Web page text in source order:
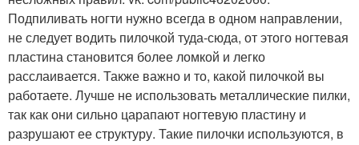
Подпиливать ногти нужно всегда в одном направлении,
не следует водить пилочкой туда-сюда, от этого ногтевая
пластина становится более ломкой и легко
расслаивается. Также важно и то, какой пилочкой вы
работаете. Лучше не использовать металлические пилки,
так как они сильно царапают ногтевую пластину и
разрушают ее структуру. Такие пилочки используются, в